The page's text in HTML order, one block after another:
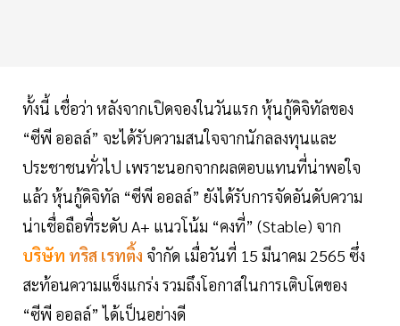
ทั้งนี้ เชื่อว่า หลังจากเปิดจองในวันแรก หุ้นกู้ดิจิทัลของ
“ซีพี ออลล์” จะได้รับความสนใจจากนักลลงทุนและ
ประชาชนทั่วไป เพราะนอกจากผลตอบแทนที่น่าพอใจ
แล้ว หุ้นกู้ดิจิทัล “ซีพี ออลล์” ยังได้รับการจัดอันดับความ
น่าเชื่อถือที่ระดับ A+ แนวโน้ม “คงที่” (Stable) จาก
บริษัท ทริส เรทติ้ง จำกัด เมื่อวันที่ 15 มีนาคม 2565 ซึ่ง
สะท้อนความแข็งแกร่ง รวมถึงโอกาสในการเติบโตของ
“ซีพี ออลล์” ได้เป็นอย่างดี